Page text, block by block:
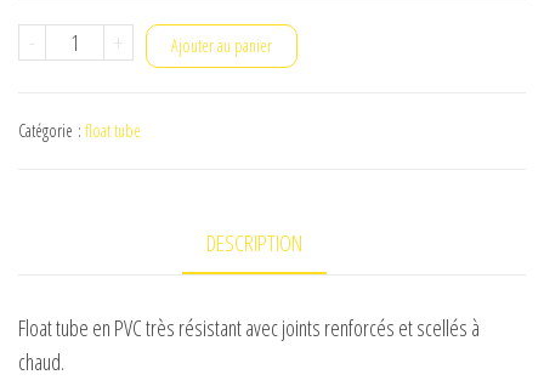
-
quantité
Tubes
FORWARD
+ Ajouter au panier
Catégorie : float tube
DESCRIPTION
Float tube en PVC très résistant avec joints renforcés et scellés à
chaud.